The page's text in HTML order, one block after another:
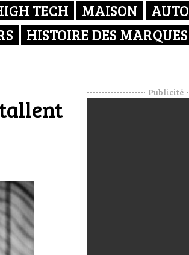
TECH MAISON
AUTO
HISTOIRE DES MARQUES
Publicité